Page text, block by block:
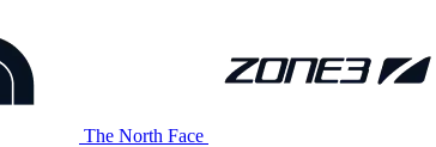
The North Face